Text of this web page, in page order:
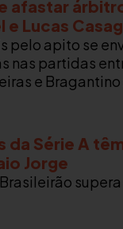
afastar
e Lucas
pelo apito se
nas partidas
e
da Série A
Jorge